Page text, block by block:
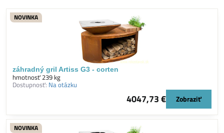
záhradný gril Artiss G3 - corten
NOVINKA
hmotnosť 239 kg
Dostupnosť: Na otázku
4047,73 € Zobraziť
NOVINKA